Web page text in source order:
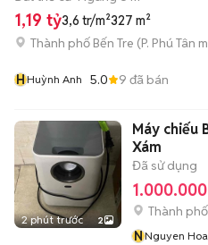
1,19 tỷ3,6 tr/m²327 m²
Thành phố Bến Tre (P. Phú Tân
HHuỳnh Anh 5.0 9 đã bán
2 phút trước 2
Máy chiếu
Xám
Đã sử dụng
Thành
NNguyen